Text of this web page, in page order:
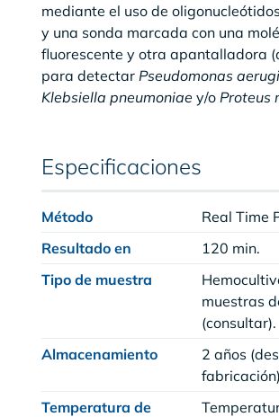
mediante el uso de
y una sonda marcada con una
fluorescente y otra apantalladora
para detectar Pseudomonas
Klebsiella pneumoniae y/o Proteus
Especificaciones
Método
Real Time
Resultado en
120 min.
Tipo de muestra
muestras
(consultar).
Almacenamiento
2 años
fabricación)
Temperatura de